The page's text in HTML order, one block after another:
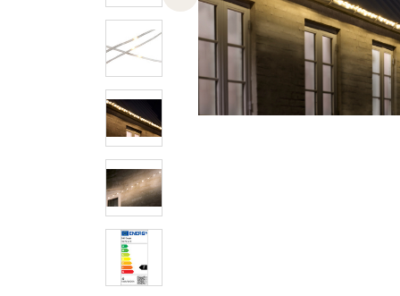
Previous slide